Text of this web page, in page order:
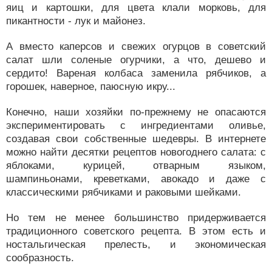
яиц и картошки, для цвета клали морковь, для
пикантности - лук и майонез.
А вместо каперсов и свежих огурцов в советский
салат шли соленые огурчики, а что, дешево и
сердито! Вареная колбаса заменила рябчиков, а
горошек, наверное, паюсную икру...
Конечно, наши хозяйки по-прежнему не опасаются
экспериментировать с ингредиентами оливье,
создавая свои собственные шедевры. В интернете
можно найти десятки рецептов новогоднего салата: с
яблоками, курицей, отварным языком,
шампиньонами, креветками, авокадо и даже с
классическими рябчиками и раковыми шейками.
Но тем не менее большинство придерживается
традиционного советского рецепта. В этом есть и
ностальгическая прелесть, и экономическая
сообразность.